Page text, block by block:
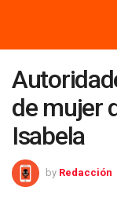
de mujer
Isabela
by Redacción